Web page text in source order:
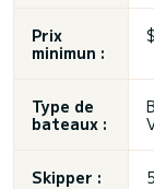
Prix
minimun :
Type de
bateaux :
Skipper :